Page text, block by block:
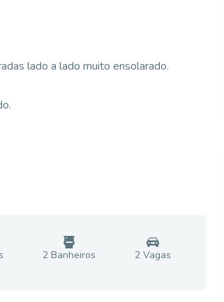
lado a lado muito ensolarado.
2 Banheiros 2 Vagas